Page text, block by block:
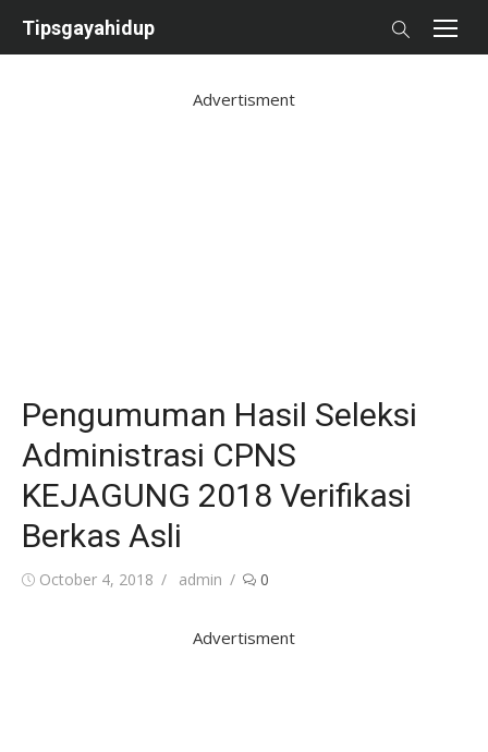
Tipsgayahidup
Advertisment
Pengumuman Hasil Seleksi
Administrasi CPNS
KEJAGUNG 2018 Verifikasi
Berkas Asli
Posted
October 4, 2018 Author
admin 0
Advertisment